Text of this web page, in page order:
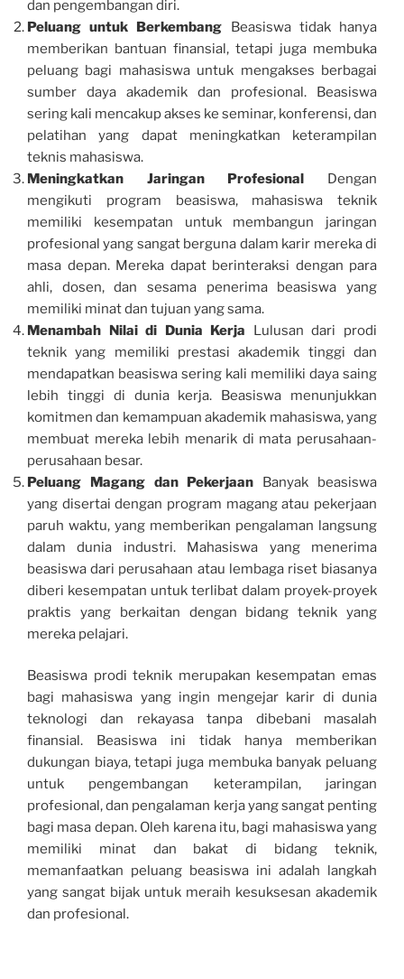
dan pengembangan diri.
Peluang untuk Berkembang Beasiswa tidak hanya
memberikan bantuan finansial, tetapi juga membuka
peluang bagi mahasiswa untuk mengakses berbagai
sumber daya akademik dan profesional. Beasiswa
sering kali mencakup akses ke seminar, konferensi, dan
pelatihan yang dapat meningkatkan keterampilan
teknis mahasiswa.
Meningkatkan Jaringan Profesional Dengan
mengikuti program beasiswa, mahasiswa teknik
memiliki kesempatan untuk membangun jaringan
profesional yang sangat berguna dalam karir mereka di
masa depan. Mereka dapat berinteraksi dengan para
ahli, dosen, dan sesama penerima beasiswa yang
memiliki minat dan tujuan yang sama.
Menambah Nilai di Dunia Kerja Lulusan dari prodi
teknik yang memiliki prestasi akademik tinggi dan
mendapatkan beasiswa sering kali memiliki daya saing
lebih tinggi di dunia kerja. Beasiswa menunjukkan
komitmen dan kemampuan akademik mahasiswa, yang
membuat mereka lebih menarik di mata perusahaan-
perusahaan besar.
Peluang Magang dan Pekerjaan Banyak beasiswa
yang disertai dengan program magang atau pekerjaan
paruh waktu, yang memberikan pengalaman langsung
dalam dunia industri. Mahasiswa yang menerima
beasiswa dari perusahaan atau lembaga riset biasanya
diberi kesempatan untuk terlibat dalam proyek-proyek
praktis yang berkaitan dengan bidang teknik yang
mereka pelajari.
Beasiswa prodi teknik merupakan kesempatan emas
bagi mahasiswa yang ingin mengejar karir di dunia
teknologi dan rekayasa tanpa dibebani masalah
finansial. Beasiswa ini tidak hanya memberikan
dukungan biaya, tetapi juga membuka banyak peluang
untuk pengembangan keterampilan, jaringan
profesional, dan pengalaman kerja yang sangat penting
bagi masa depan. Oleh karena itu, bagi mahasiswa yang
memiliki minat dan bakat di bidang teknik,
memanfaatkan peluang beasiswa ini adalah langkah
yang sangat bijak untuk meraih kesuksesan akademik
dan profesional.